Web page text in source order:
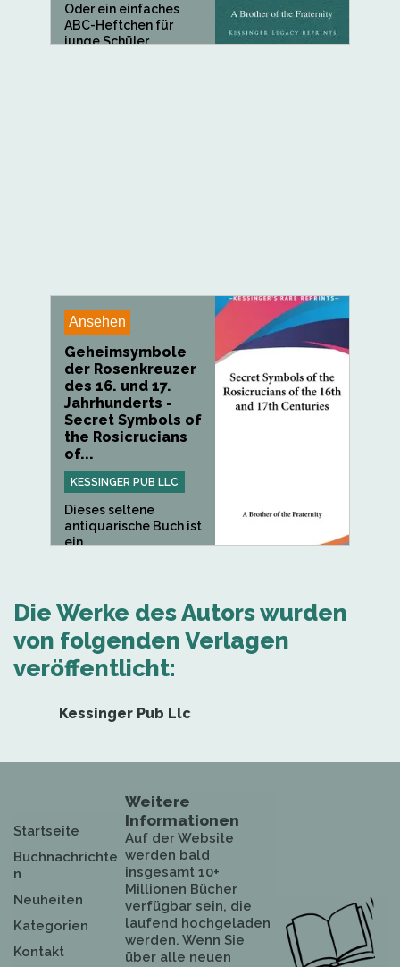
Oder ein einfaches
ABC-Heftchen für
junge Schüler,...
Ansehen
Geheimsymbole
der Rosenkreuzer
des 16. und 17.
Jahrhunderts -
Secret Symbols of
the Rosicrucians
of...
KESSINGER PUB LLC
Dieses seltene
antiquarische Buch ist
ein...
Die Werke des Autors wurden
von folgenden Verlagen
veröffentlicht:
Kessinger Pub Llc
Startseite
Buchnachrichte
n
Neuheiten
Kategorien
Kontakt
Weitere
Informationen
Auf der Website
werden bald
insgesamt 10+
Millionen Bücher
verfügbar sein, die
laufend hochgeladen
werden. Wenn Sie
über alle neuen